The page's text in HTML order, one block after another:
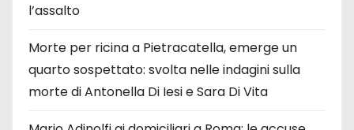
l’assalto
Morte per ricina a Pietracatella, emerge un
quarto sospettato: svolta nelle indagini sulla
morte di Antonella Di Iesi e Sara Di Vita